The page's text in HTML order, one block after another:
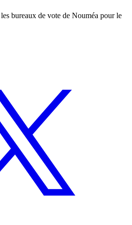
bureaux de vote de Nouméa pour le